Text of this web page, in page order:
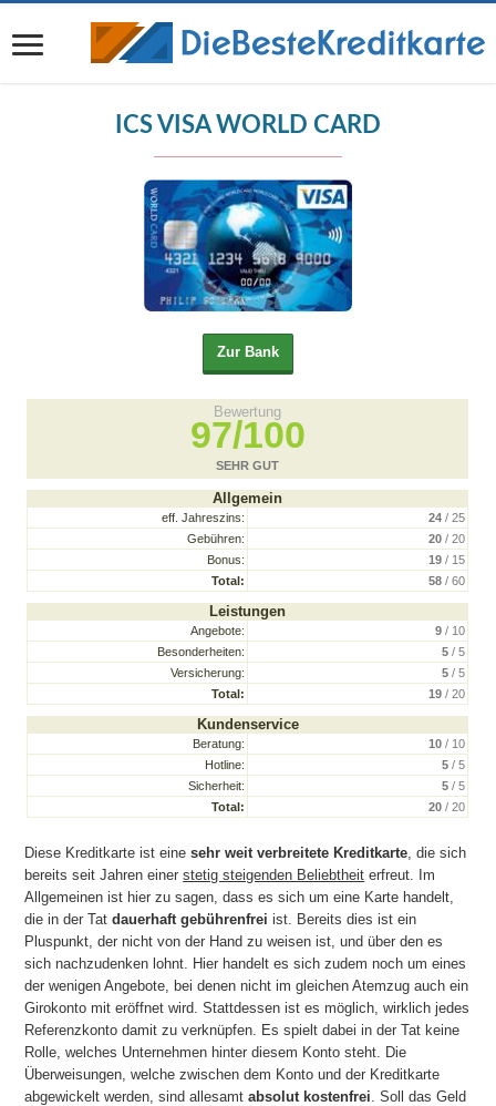
ICS VISA WORLD CARD
Bewertung
97/100
SEHR GUT
Allgemein
eff. Jahreszins: 24/ 25
Gebühren:
20/ 20
Bonus:
19/ 15
Total:
58/ 60
Leistungen
Angebote: 9 / 10
Besonderheiten:
5 / 5
Versicherung:
5 / 5
Total:
19 / 20
Kundenservice
Beratung: 10 / 10
Hotline:
5 / 5
Sicherheit:
5 / 5
Total:
20 / 20
Diese Kreditkarte ist einesehr weit verbreitete Kreditkarte, die sich
bereits seit Jahren einerstetig steigenden Beliebtheit erfreut. Im
Allgemeinen ist hier zu sagen, dass es sich um eine Karte handelt,
die in der Tatdauerhaft gebührenfrei ist. Bereits dies ist ein
Pluspunkt, der nicht von der Hand zu weisen ist, und über den es
sich nachzudenken lohnt. Hier handelt es sich zudem noch um eines
der wenigen Angebote, bei denen nicht im gleichen Atemzug auch ein
Girokonto mit eröffnet wird. Stattdessen ist es möglich, wirklich jedes
Referenzkonto damit zu verknüpfen. Es spielt dabei in der Tat keine
Rolle, welches Unternehmen hinter diesem Konto steht. Die
Überweisungen, welche zwischen dem Konto und der Kreditkarte
abgewickelt werden, sind allesamtabsolut kostenfrei. Soll das Geld